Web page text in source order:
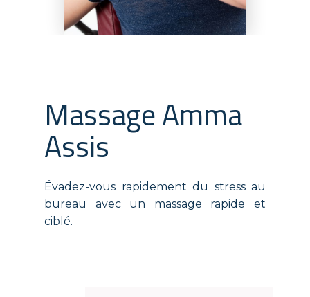
Massage Amma
Assis
Évadez-vous rapidement du stress au
bureau avec un massage rapide et
ciblé.